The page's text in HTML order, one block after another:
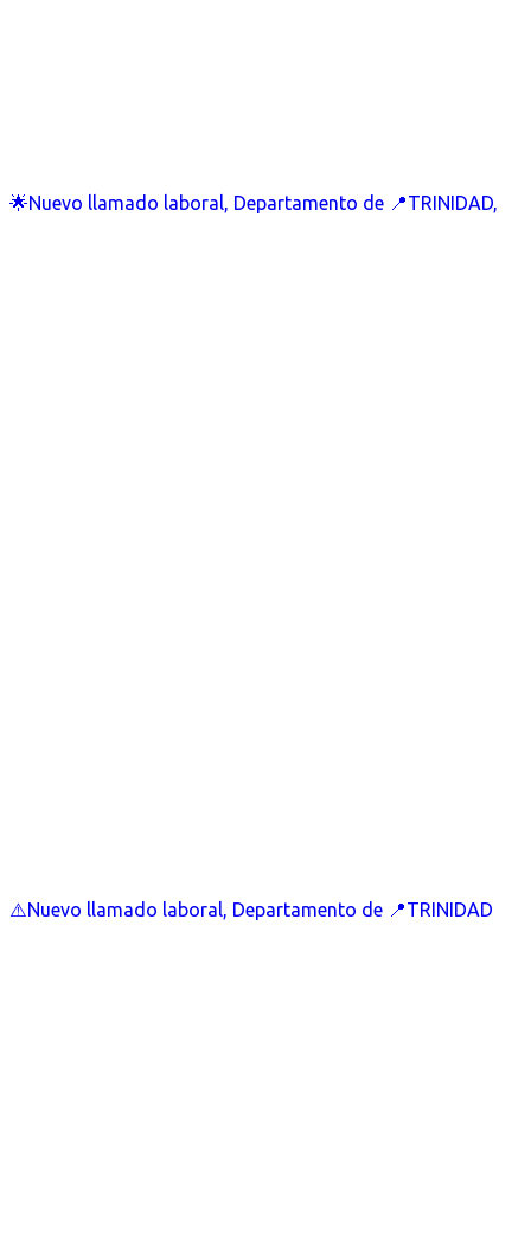
🌟Nuevo llamado laboral, Departamento de 📍TRINIDAD,
⚠️Nuevo llamado laboral, Departamento de 📍TRINIDAD